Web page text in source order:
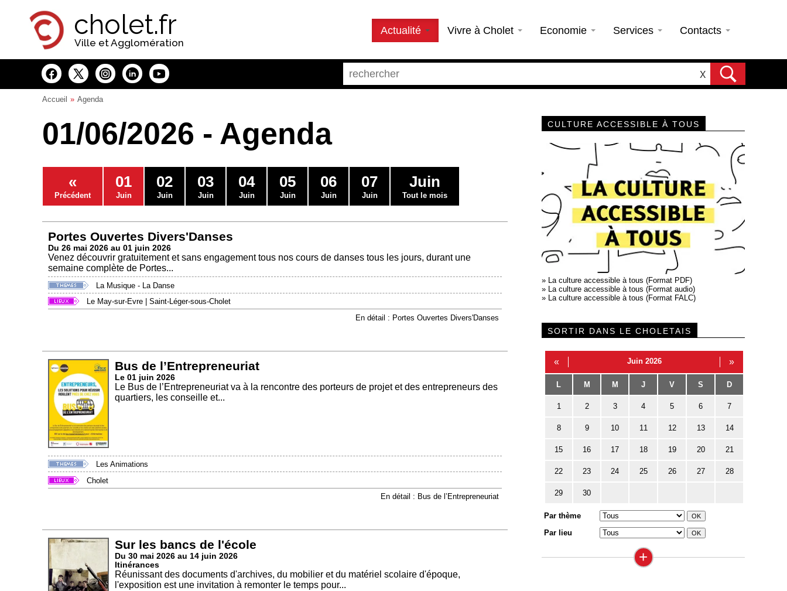
cholet.fr
Ville et Agglomération
Actualité Vivre à Cholet Economie Services Contacts
X
Accueil Agenda
01/06/2026 - Agenda
«
Précédent
01
Juin
02
Juin
03
Juin
04
Juin
05
Juin
06
Juin
07
Juin
Juin
Tout le mois
Portes Ouvertes Divers'Danses
Du 26 mai 2026 au 01 juin 2026
Venez découvrir gratuitement et sans engagement tous nos cours de danses tous les jours, durant une
semaine complète de Portes...
La Musique - La Danse
Le May-sur-Evre
Saint-Léger-sous-Cholet
En détail : Portes Ouvertes Divers'Danses
Bus de l’Entrepreneuriat
Le 01 juin 2026
Le Bus de l’Entrepreneuriat va à la rencontre des porteurs de projet et des entrepreneurs des
quartiers, les conseille et...
Les Animations
Cholet
En détail : Bus de l’Entrepreneuriat
Sur les bancs de l'école
Du 30 mai 2026 au 14 juin 2026
Itinérances
Réunissant des documents d'archives, du mobilier et du matériel scolaire d'époque,
l'exposition est une invitation à remonter le temps pour...
CULTURE ACCESSIBLE À TOUS
» La culture accessible à tous (Format PDF)
» La culture accessible à tous (Format audio)
» La culture accessible à tous (Format FALC)
SORTIR DANS LE CHOLETAIS
« Juin 2026 »
L M M J V S D
1 2 3 4 5 6 7
8 9 10 11 12 13 14
15 16 17 18 19 20 21
22 23 24 25 26 27 28
29 30
Par thème
Par lieu
+